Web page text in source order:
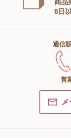
商品
8日
通信
営